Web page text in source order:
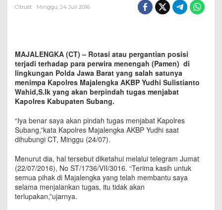
r
e
a
l
e
n
g
k
B
e
r
p
n
d
a
h
Citrust Minggu, 24 Juli 2016
MAJALENGKA (CT) – Rotasi atau pergantian posisi
terjadi terhadap para perwira menengah (Pamen) di
lingkungan Polda Jawa Barat yang salah satunya
menimpa Kapolres Majalengka AKBP Yudhi Sulistianto
Wahid,S.Ik yang akan berpindah tugas menjabat
Kapolres Kabupaten Subang.
“Iya benar saya akan pindah tugas menjabat Kapolres
Subang,”kata Kapolres Majalengka AKBP Yudhi saat
dihubungi CT, Minggu (24/07).
Menurut dia, hal tersebut diketahui melalui telegram Jumat
(22/07/2016), No ST/1736/VII/3016. “Terima kasih untuk
semua pihak di Majalengka yang telah membantu saya
selama menjalankan tugas, itu tidak akan
terlupakan,”ujarnya.